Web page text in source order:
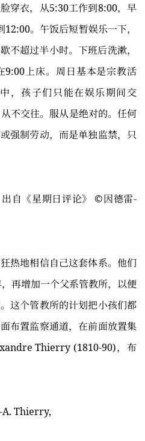
穿衣，从5:30工作到8:00，早
。午饭后短暂娱乐一下，
不超过半小时。下班后洗漱，
9:00上床。周日基本是宗教活
，孩子们只能在娱乐期间交
不交往。服从是绝对的。任何
强制劳动，而是单独监禁，只
自《星期日评论》 ©️因德雷-
热地相信自己这套体系。他们
再增加一个父系管教所，以便
这个管教所的计划把小孩们都
布置监察通道，在前面放置集
Thierry (1810-90)，布
A. Thierry,